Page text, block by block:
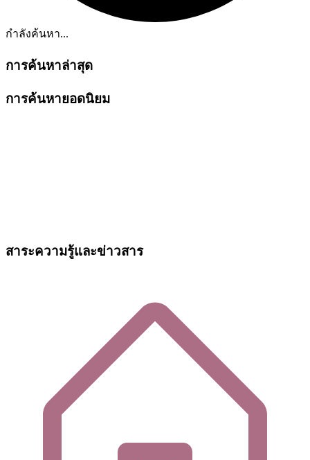
กำลังค้นหา...
การค้นหาล่าสุด
การค้นหายอดนิยม
สาระความรู้และข่าวสาร